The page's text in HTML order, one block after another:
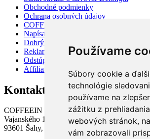
Používame
Súbory cookie a
technológie
používame na
zážitku z
webových stránok,
vám zobrazovali
Obchodné podmienky
Ochrana osobných údajov
COFFEEIN obchod - Nitra
Napísali o nás
Dobrý anjel
Reklamácie a vrátenie tovaru
Odstúpiť od zmluvy tu
Affiliate program
Kontakt
COFFEEIN Slovensko s.r.o.
Vajanského 12,
93601 Šahy,